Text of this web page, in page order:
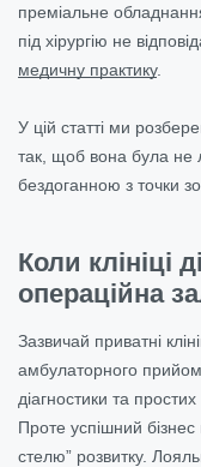
преміальне
під хірургію не
медичну практику.
У цій статті ми
так, щоб вона була
бездоганною з точки
Коли клініці
операційна
Зазвичай приватні
амбулаторного
діагностики та
Проте успішний
стелю” розвитку.